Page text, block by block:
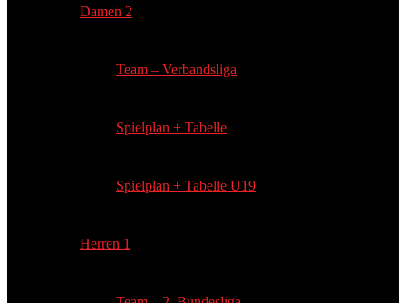
Damen 2
Team – Verbandsliga
Spielplan + Tabelle
Spielplan + Tabelle U19
Herren 1